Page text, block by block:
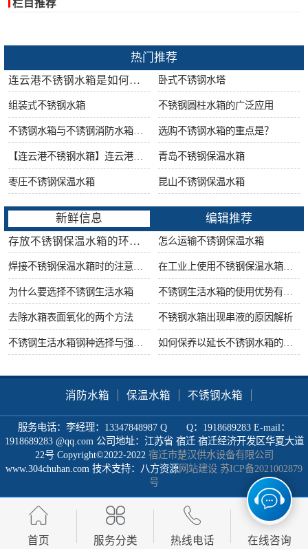
栏目推荐
热门推荐
连云港不锈钢水箱是如何做好防腐工作的? 卧式不锈钢水塔
组装式不锈钢水箱 不锈钢圆柱水箱的广泛应用
选购不锈钢水箱的重点是？
青岛不锈钢保温水箱
枣庄不锈钢保温水箱 昆山不锈钢保温水箱
新鲜信息 编辑推荐
存放不锈钢保温水箱的环境要求 怎么运输不锈钢保温水箱
为什么要选择不锈钢生活水箱
去除水箱表面氧化的两个方法 不锈钢水箱出现串液的原因解析
消防水箱 保温水箱 不锈钢水箱
服务电话：李经理：13347848987 Q Q：1918689283 E-mail：
1918689283 @qq.com 公司地址：江苏省 宿迁 宿迁经济开发区华夏大道
22号 Copyright©2022-2022 宿迁市楚汉供水设备有限公司
www.304chuhan.com 技术支持：八方资源网站建设 苏ICP备2021002879
号
首页 服务分类 热线电话 在线咨询